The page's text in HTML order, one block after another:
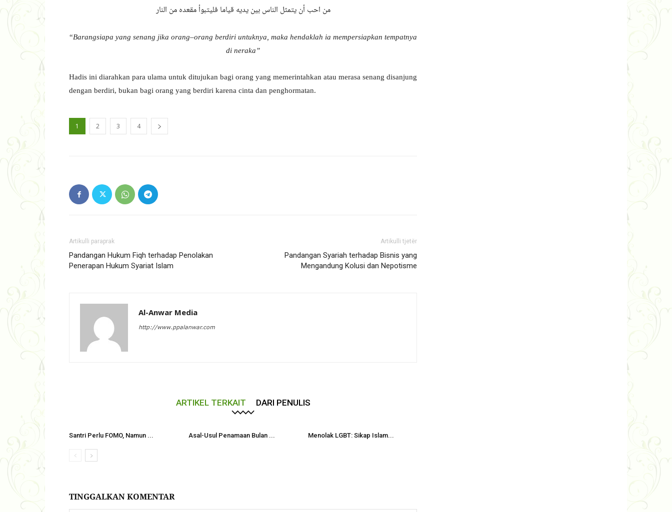
من احب أن يتمثل الناس بين يديه قياما فليتبوأ مقعده من النار
“Barangsiapa yang senang jika orang–orang berdiri untuknya maka hendaklah ia mempersiapkan tempatnya
di neraka”
Hadis ini diarahkan para ulama untuk ditujukan bagi orang yang memerintahkan atau merasa senang disanjung
dengan berdiri, bukan bagi orang yang berdiri karena cinta dan penghormatan.
1 2 3 4
Artikulli paraprak
Pandangan Hukum Fiqh terhadap Penolakan
Penerapan Hukum Syariat Islam
Artikulli tjetër
Pandangan Syariah terhadap Bisnis yang
Mengandung Kolusi dan Nepotisme
Al-Anwar Media
http://www.ppalanwar.com
ARTIKEL TERKAIT DARI PENULIS
Santri Perlu FOMO, Namun ... Asal-Usul Penamaan Bulan ... Menolak LGBT: Sikap Islam...
TINGGALKAN KOMENTAR